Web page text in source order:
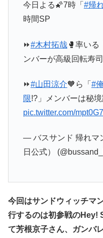
今日よる🌠7時「 #帰
時間SP
⏩#木村拓哉🥊率いる
ンバーが高級回転寿
⏩#山田涼介🧡ら「 #
限!?」メンバーは秘
pic.twitter.com/
— バスサンド 帰れマ
日公式）
今回はサンドウィッチマ
行するのは初参戦のHey!
て芳根京子さん、ガンバ